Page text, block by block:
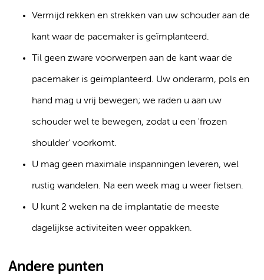
Vermijd rekken en strekken van uw schouder aan de
kant waar de pacemaker is geïmplanteerd.
Til geen zware voorwerpen aan de kant waar de
pacemaker is geïmplanteerd. Uw onderarm, pols en
hand mag u vrij bewegen; we raden u aan uw
schouder wel te bewegen, zodat u een 'frozen
shoulder' voorkomt.
U mag geen maximale inspanningen leveren, wel
rustig wandelen. Na een week mag u weer fietsen.
U kunt 2 weken na de implantatie de meeste
dagelijkse activiteiten weer oppakken.
Andere punten